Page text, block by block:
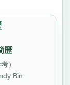
歷
）
Bin